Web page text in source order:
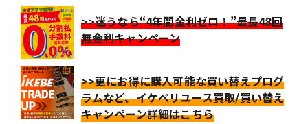
>>迷うなら“4年間金利ゼロ！”最長48回
無金利キャンペーン
>>更にお得に購入可能な買い替えプログ
ラムなど、イケベリユース買取/買い替え
キャンペーン詳細はこちら